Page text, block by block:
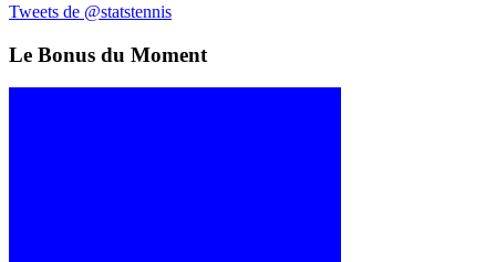
Tweets de @statstennis
Le Bonus du Moment